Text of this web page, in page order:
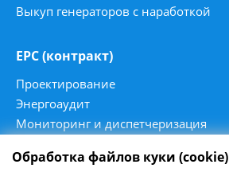
Выкуп генераторов с наработкой
ЕРС (контракт)
Проектирование
Энергоаудит
Мониторинг и диспетчеризация
Синхронизация станций
Обработка файлов куки (cookie)